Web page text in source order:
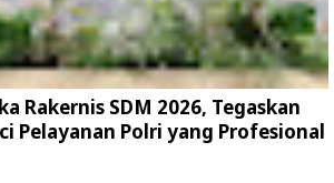
Rakernis SDM 2026, Tegaskan
Pelayanan Polri yang Profesional